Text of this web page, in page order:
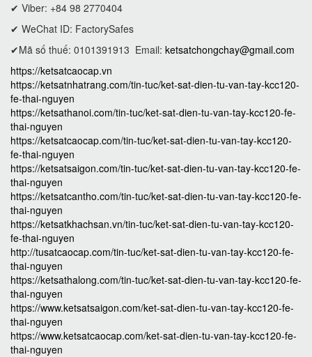
✔ Viber: +84 98 2770404
✔ WeChat ID: FactorySafes
✔Mã số thuế: 0101391913 Email: ketsatchongchay@gmail.com
https://ketsatcaocap.vn
https://ketsatnhatrang.com/tin-tuc/ket-sat-dien-tu-van-tay-kcc120-
fe-thai-nguyen
https://ketsathanoi.com/tin-tuc/ket-sat-dien-tu-van-tay-kcc120-fe-
thai-nguyen
https://ketsatcaocap.com/tin-tuc/ket-sat-dien-tu-van-tay-kcc120-
fe-thai-nguyen
https://ketsatsaigon.com/tin-tuc/ket-sat-dien-tu-van-tay-kcc120-fe-
thai-nguyen
https://ketsatcantho.com/tin-tuc/ket-sat-dien-tu-van-tay-kcc120-fe-
thai-nguyen
https://ketsatkhachsan.vn/tin-tuc/ket-sat-dien-tu-van-tay-kcc120-
fe-thai-nguyen
http://tusatcaocap.com/tin-tuc/ket-sat-dien-tu-van-tay-kcc120-fe-
thai-nguyen
https://ketsathalong.com/tin-tuc/ket-sat-dien-tu-van-tay-kcc120-fe-
thai-nguyen
https://www.ketsatsaigon.com/ket-sat-dien-tu-van-tay-kcc120-fe-
thai-nguyen
https://www.ketsatcaocap.com/ket-sat-dien-tu-van-tay-kcc120-fe-
thai-nguyen